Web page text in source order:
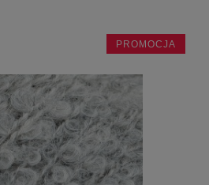
do koszyka
PROMOCJA